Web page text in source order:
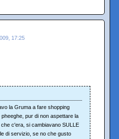
17:25
la Gruma a fare shopping
pur di non aspettare la
c'era, si cambiavano SULLE
di servizio, se no che gusto